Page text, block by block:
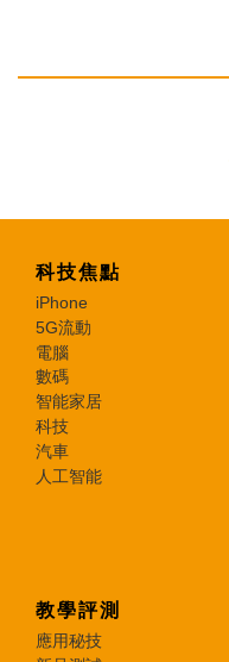
科技焦點
iPhone
5G流動
電腦
數碼
智能家居
科技
汽車
人工智能
教學評測
應用秘技